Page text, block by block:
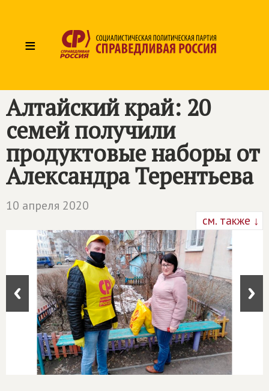
≡
Алтайский край: 20
семей получили
продуктовые наборы от
Александра Терентьева
10 апреля 2020
см. также ↓